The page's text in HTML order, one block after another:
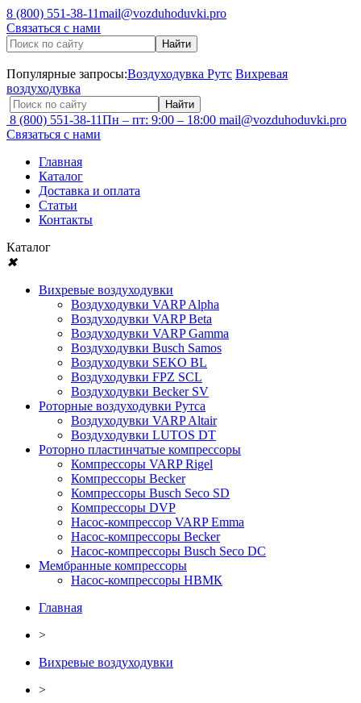
8 (800) 551-38-11mail@vozduhoduvki.pro
Связаться с нами
Популярные запросы:Воздуходувка Рутс Вихревая
воздуходувка
8 (800) 551-38-11Пн – пт: 9:00 – 18:00 mail@vozduhoduvki.pro
Связаться с нами
Главная
Каталог
Доставка и оплата
Статьи
Контакты
Каталог
✖
Вихревые воздуходувки
Воздуходувки VARP Alpha
Воздуходувки VARP Beta
Воздуходувки VARP Gamma
Воздуходувки Busch Samos
Воздуходувки SEKO BL
Воздуходувки FPZ SCL
Воздуходувки Becker SV
Роторные воздуходувки Рутса
Воздуходувки VARP Altair
Воздуходувки LUTOS DT
Роторно пластинчатые компрессоры
Компрессоры VARP Rigel
Компрессоры Becker
Компрессоры Busch Seco SD
Компрессоры DVP
Насос-компрессор VARP Emma
Насос-компрессоры Becker
Насос-компрессоры Busch Seco DC
Мембранные компрессоры
Насос-компрессоры НВМК
Главная
>
Вихревые воздуходувки
>